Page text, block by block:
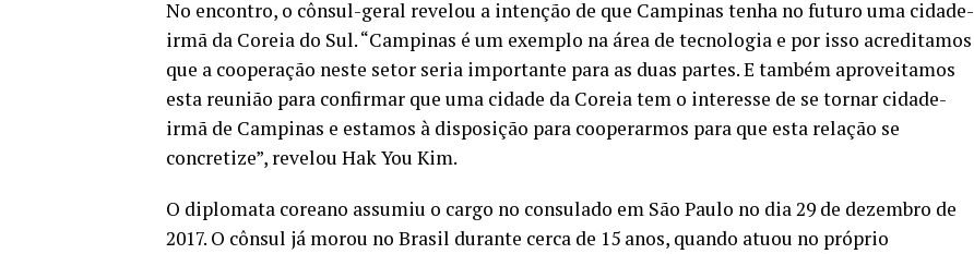
No encontro, o cônsul-geral revelou a intenção de que Campinas tenha no futuro uma cidade-
irmã da Coreia do Sul. “Campinas é um exemplo na área de tecnologia e por isso acreditamos
que a cooperação neste setor seria importante para as duas partes. E também aproveitamos
esta reunião para confirmar que uma cidade da Coreia tem o interesse de se tornar cidade-
irmã de Campinas e estamos à disposição para cooperarmos para que esta relação se
concretize”, revelou Hak You Kim.
O diplomata coreano assumiu o cargo no consulado em São Paulo no dia 29 de dezembro de
2017. O cônsul já morou no Brasil durante cerca de 15 anos, quando atuou no próprio